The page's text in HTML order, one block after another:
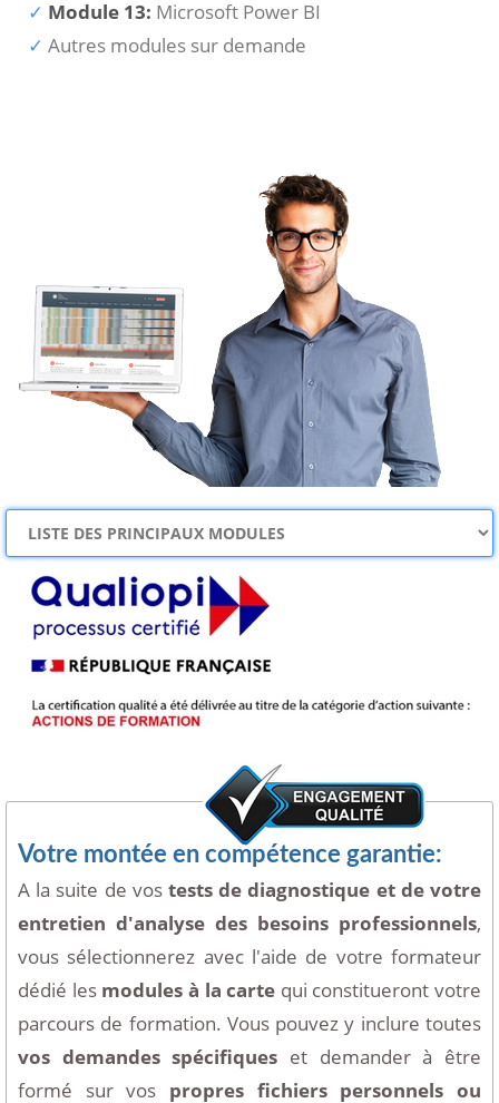
Module 13: Microsoft Power BI
Autres modules sur demande
Votre montée en compétence garantie:
A la suite de vos tests de diagnostique et de votre
entretien d'analyse des besoins professionnels,
vous sélectionnerez avec l'aide de votre formateur
dédié les modules à la carte qui constitueront votre
parcours de formation. Vous pouvez y inclure toutes
vos demandes spécifiques et demander à être
formé sur vos propres fichiers personnels ou